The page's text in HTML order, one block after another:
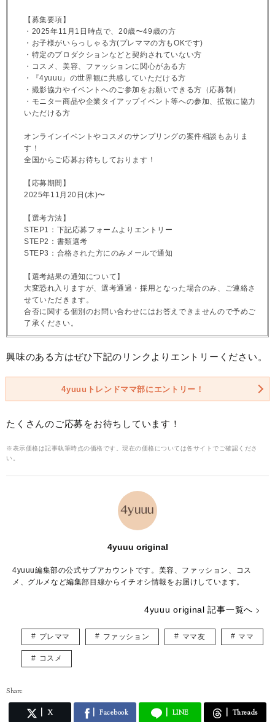
【募集要項】
・2025年11月1日時点で、20歳〜49歳の方
・お子様がいらっしゃる方(プレママの方もOKです)
・特定のプロダクションなどと契約されていない方
・コスメ、美容、ファッションに関心がある方
・『4yuuu』の世界観に共感していただける方
・撮影協力やイベントへのご参加をお願いできる方（応募制）
・モニター商品や企業タイアップイベント等への参加、拡散に協力
いただける方
オンラインイベントやコスメのサンプリングの案件相談もありま
す！
全国からご応募お待ちしております！
【応募期間】
2025年11月20日(木)〜
【選考方法】
STEP1：下記応募フォームよりエントリー
STEP2：書類選考
STEP3：合格された方にのみメールで通知
【選考結果の通知について】
大変恐れ入りますが、選考通過・採用となった場合のみ、ご連絡さ
せていただきます。
合否に関する個別のお問い合わせにはお答えできませんので予めご
了承ください。
興味のある方はぜひ下記のリンクよりエントリーください。
4yuuuトレンドママ部にエントリー！
たくさんのご応募をお待ちしています！
※表示価格は記事執筆時点の価格です。現在の価格については各サイトでご確認くださ
い。
4yuuu original
4yuuu編集部の公式サブアカウントです。美容、ファッション、コス
メ、グルメなど編集部目線からイチオシ情報をお届けしています。
4yuuu original 記事一覧へ
プレママ ファッション ママ友 ママ
コスメ
Share
X Facebook LINE Threads